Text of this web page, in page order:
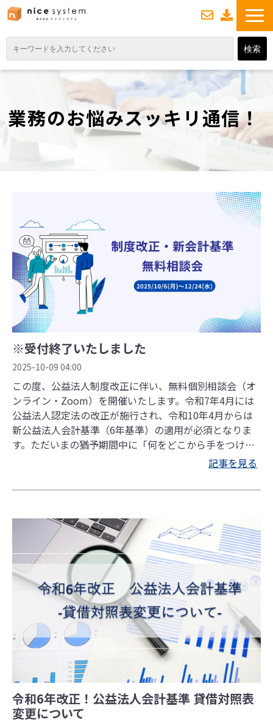
TOP
サービス紹介
業務DXソリューション
業務から探す
業務のお悩みスッキリ通信！
※受付終了いたしました
2025-10-09 04:00
この度、公益法人制度改正に伴い、無料個別相談会（オ
ンライン・Zoom）を開催いたします。令和7年4月には
公益法人認定法の改正が施行され、令和10年4月からは
新公益法人会計基準（6年基準）の適用が必須となりま
す。ただいまの猶予期間中に「何をどこから手をつけれ
ばよいか」整理を進めることが重要です。弊社では、法
沿ったご提案が可能です。
記事を見る
令和6年改正！公益法人会計基準 貸借対照表
変更について